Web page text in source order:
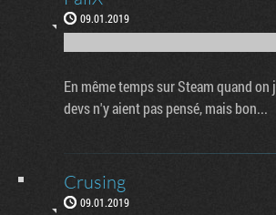
09.01.2019
En même temps sur Steam quand
devs n'y aient pas pensé, mais bon...
Crusing
09.01.2019